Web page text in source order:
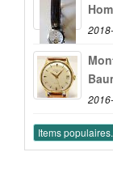
Items